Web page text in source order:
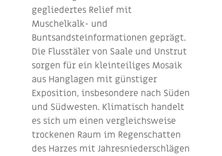
gegliedertes Relief mit
Muschelkalk- und
Buntsandsteinformationen geprägt.
Die Flusstäler von Saale und Unstrut
sorgen für ein kleinteiliges Mosaik
aus Hanglagen mit günstiger
Exposition, insbesondere nach Süden
und Südwesten. Klimatisch handelt
es sich um einen vergleichsweise
trockenen Raum im Regenschatten
des Harzes mit Jahresniederschlägen